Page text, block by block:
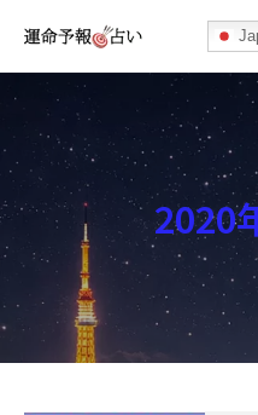
運命予報占い
運命予報占いとは
あなたの所属部屋を探そう！
最恐の相性占い
秘伝公開！吉凶カレンダー
記事カテゴリー
2020